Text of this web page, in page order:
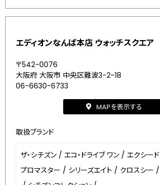
エディオンなんば本店 ウォッチスクエア
〒542-0076
大阪府 大阪市 中央区難波3-2-18
06-6630-6733
MAPを表示する
取扱ブランド
ザ・シチズン / エコ・ドライブ ワン / エクシード
プロマスター / シリーズエイト / クロスシー /